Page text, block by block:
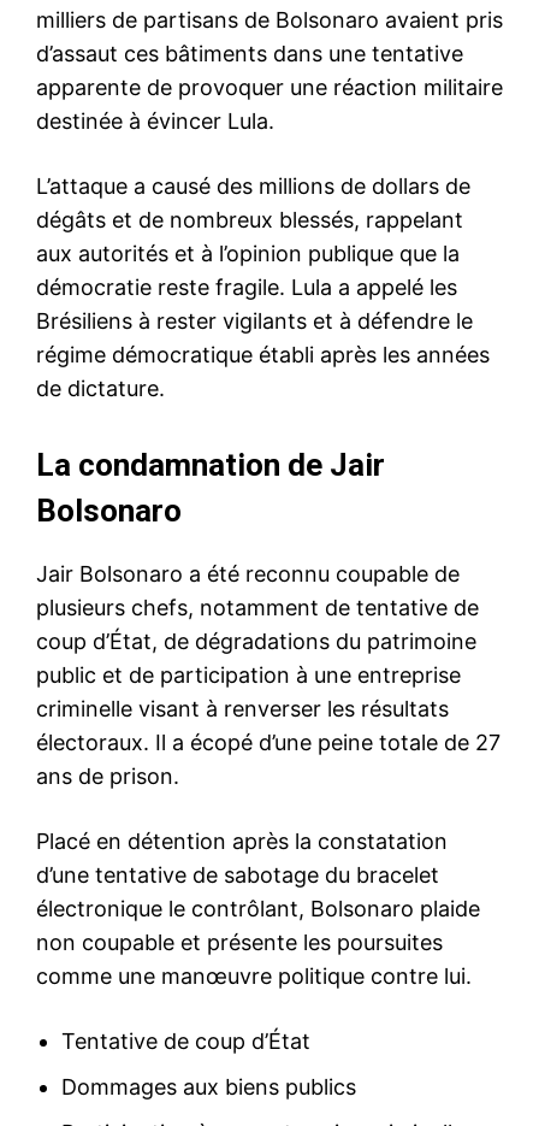
milliers de partisans de Bolsonaro avaient pris
d’assaut ces bâtiments dans une tentative
apparente de provoquer une réaction militaire
destinée à évincer Lula.
L’attaque a causé des millions de dollars de
dégâts et de nombreux blessés, rappelant
aux autorités et à l’opinion publique que la
démocratie reste fragile. Lula a appelé les
Brésiliens à rester vigilants et à défendre le
régime démocratique établi après les années
de dictature.
La condamnation de Jair
Bolsonaro
Jair Bolsonaro a été reconnu coupable de
plusieurs chefs, notamment de tentative de
coup d’État, de dégradations du patrimoine
public et de participation à une entreprise
criminelle visant à renverser les résultats
électoraux. Il a écopé d’une peine totale de 27
ans de prison.
Placé en détention après la constatation
d’une tentative de sabotage du bracelet
électronique le contrôlant, Bolsonaro plaide
non coupable et présente les poursuites
comme une manœuvre politique contre lui.
Tentative de coup d’État
Dommages aux biens publics